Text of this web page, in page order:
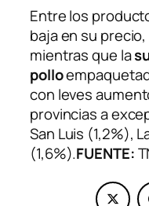
Entre los
baja en su
mientras que la
pollo
con leves
provincias a
San Luis (1,2%),
(1,6%).FUENTE: